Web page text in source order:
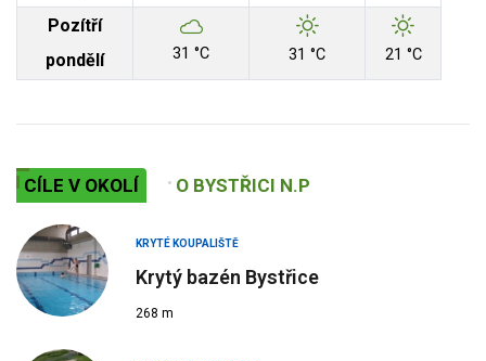
Pozítří
pondělí
31 °C 31 °C 21 °C
CÍLE V OKOLÍ O BYSTŘICI N.P
KRYTÉ KOUPALIŠTĚ
Krytý bazén Bystřice
268 m